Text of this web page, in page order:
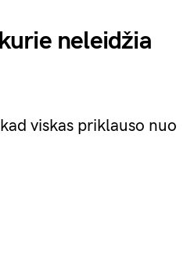
neleidžia
viskas priklauso nuo